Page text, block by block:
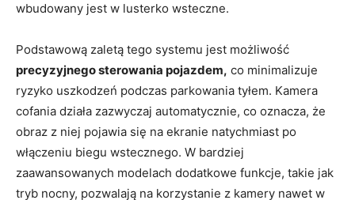
wbudowany jest w lusterko wsteczne.
Podstawową zaletą tego systemu jest możliwość
precyzyjnego sterowania pojazdem, co minimalizuje
ryzyko uszkodzeń podczas parkowania tyłem. Kamera
cofania działa zazwyczaj automatycznie, co oznacza, że
obraz z niej pojawia się na ekranie natychmiast po
włączeniu biegu wstecznego. W bardziej
zaawansowanych modelach dodatkowe funkcje, takie jak
tryb nocny, pozwalają na korzystanie z kamery nawet w